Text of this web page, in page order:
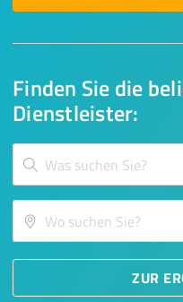
Finden Sie die
Dienstleister:
ZUR